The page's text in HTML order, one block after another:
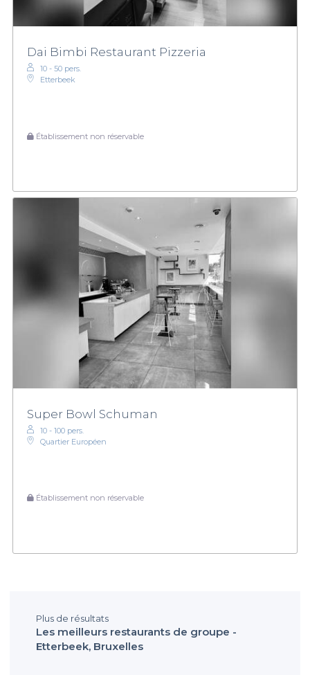
Dai Bimbi Restaurant Pizzeria
10 - 50 pers.
Etterbeek
Établissement non réservable
Super Bowl Schuman
10 - 100 pers.
Quartier Européen
Établissement non réservable
Plus de résultats
Les meilleurs restaurants de groupe -
Etterbeek, Bruxelles